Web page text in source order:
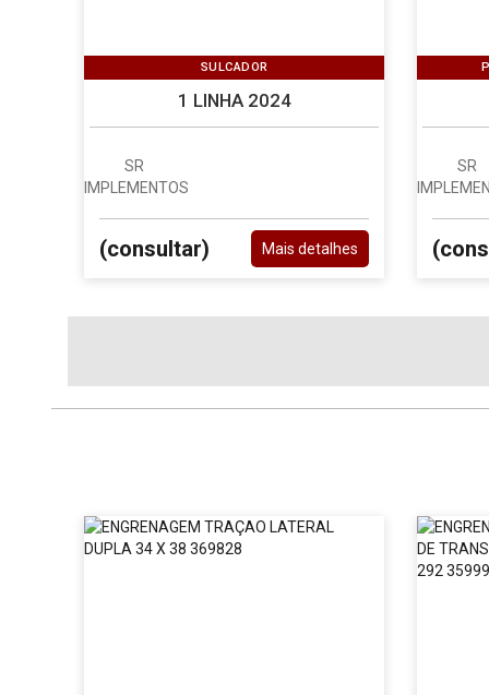
SULCADOR
1 LINHA 2024
SR
IMPLEMENTOS
(consultar) Mais detalhes
SR